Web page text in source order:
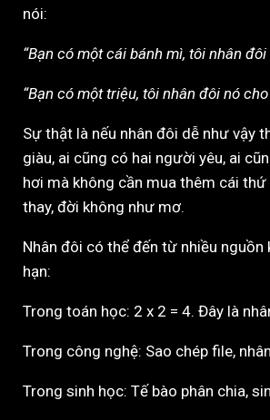
nói:
“Bạn có một cái bánh mì, tôi nhân đôi
“Bạn có một triệu, tôi nhân đôi nó cho
Sự thật là nếu nhân đôi dễ như vậy
giàu, ai cũng có hai người yêu, ai
hơi mà không cần mua thêm cái thứ
thay, đời không như mơ.
Nhân đôi có thể đến từ nhiều nguồn
hạn:
Trong toán học: 2 x 2 = 4. Đây là
Trong công nghệ: Sao chép file,
Trong sinh học: Tế bào phân chia,